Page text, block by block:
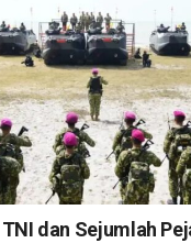
dan Sejumlah